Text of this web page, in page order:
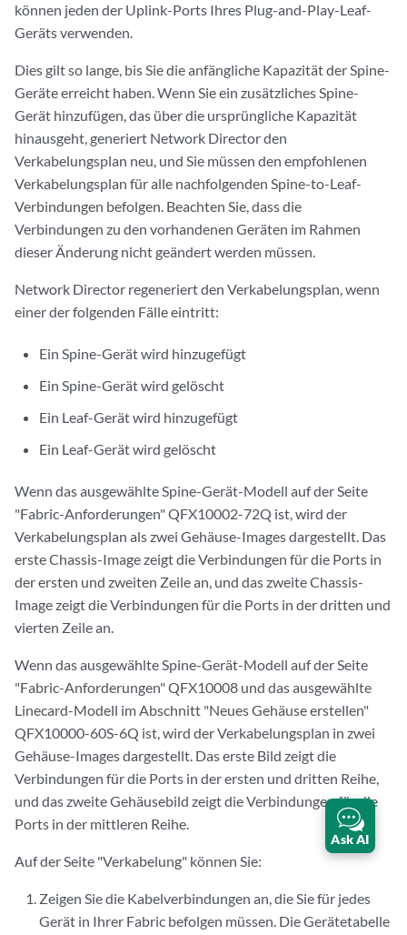
können jeden der Uplink-Ports Ihres Plug-and-Play-Leaf-
Geräts verwenden.
Dies gilt so lange, bis Sie die anfängliche Kapazität der Spine-
Geräte erreicht haben. Wenn Sie ein zusätzliches Spine-
Gerät hinzufügen, das über die ursprüngliche Kapazität
hinausgeht, generiert Network Director den
Verkabelungsplan neu, und Sie müssen den empfohlenen
Verkabelungsplan für alle nachfolgenden Spine-to-Leaf-
Verbindungen befolgen. Beachten Sie, dass die
Verbindungen zu den vorhandenen Geräten im Rahmen
dieser Änderung nicht geändert werden müssen.
Network Director regeneriert den Verkabelungsplan, wenn
einer der folgenden Fälle eintritt:
Ein Spine-Gerät wird hinzugefügt
Ein Spine-Gerät wird gelöscht
Ein Leaf-Gerät wird hinzugefügt
Ein Leaf-Gerät wird gelöscht
Wenn das ausgewählte Spine-Gerät-Modell auf der Seite
"Fabric-Anforderungen" QFX10002-72Q ist, wird der
Verkabelungsplan als zwei Gehäuse-Images dargestellt. Das
erste Chassis-Image zeigt die Verbindungen für die Ports in
der ersten und zweiten Zeile an, und das zweite Chassis-
Image zeigt die Verbindungen für die Ports in der dritten und
vierten Zeile an.
Wenn das ausgewählte Spine-Gerät-Modell auf der Seite
"Fabric-Anforderungen" QFX10008 und das ausgewählte
Linecard-Modell im Abschnitt "Neues Gehäuse erstellen"
QFX10000-60S-6Q ist, wird der Verkabelungsplan in zwei
Gehäuse-Images dargestellt. Das erste Bild zeigt die
Verbindungen für die Ports in der ersten und dritten Reihe,
und das zweite Gehäusebild zeigt die Verbindungen für die
Ports in der mittleren Reihe.
Auf der Seite "Verkabelung" können Sie:
Zeigen Sie die Kabelverbindungen an, die Sie für jedes
Gerät in Ihrer Fabric befolgen müssen. Die Gerätetabelle
Ask AI